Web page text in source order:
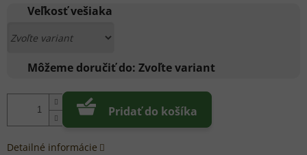
cena:
Veľkosť vešiaka
Môžeme doručiť do: Zvoľte variant
Pridať do košíka
Detailné informácie